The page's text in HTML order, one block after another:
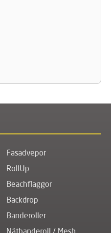
Fasadvepor
RollUp
Beachflaggor
Backdrop
Banderoller
Nätbanderoll / Mesh